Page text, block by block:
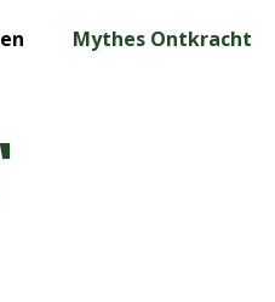
Mythes Ontkracht